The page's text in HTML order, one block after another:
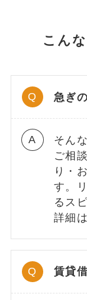
こん
急ぎ
そん
ご相
り・
す。
るス
詳細
賃貸